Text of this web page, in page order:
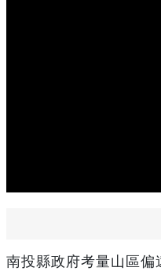
南投縣政府考量山區